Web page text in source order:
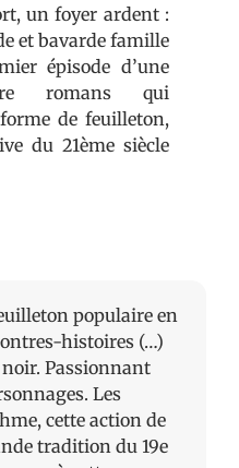
un foyer ardent :
et bavarde famille
épisode d’une
romans qui
de feuilleton,
du 21ème siècle
populaire en
histoires (…)
Passionnant
Les
cette action de
tradition du 19e